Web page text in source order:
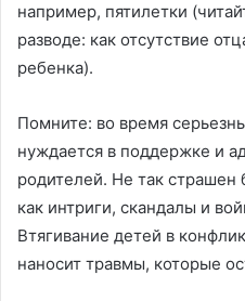
например, пятилетки
разводе: как отсутствие
ребенка).
Помните: во время
нуждается в поддержке и
родителей. Не так страшен
как интриги, скандалы и
Втягивание детей в
наносит травмы, которые